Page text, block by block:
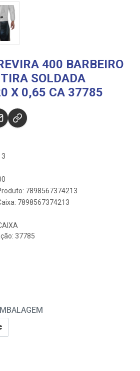
400 BARBEIRO
SOLDADA
X 0,65 CA 37785
3
7898567374213
7898567374213
37785